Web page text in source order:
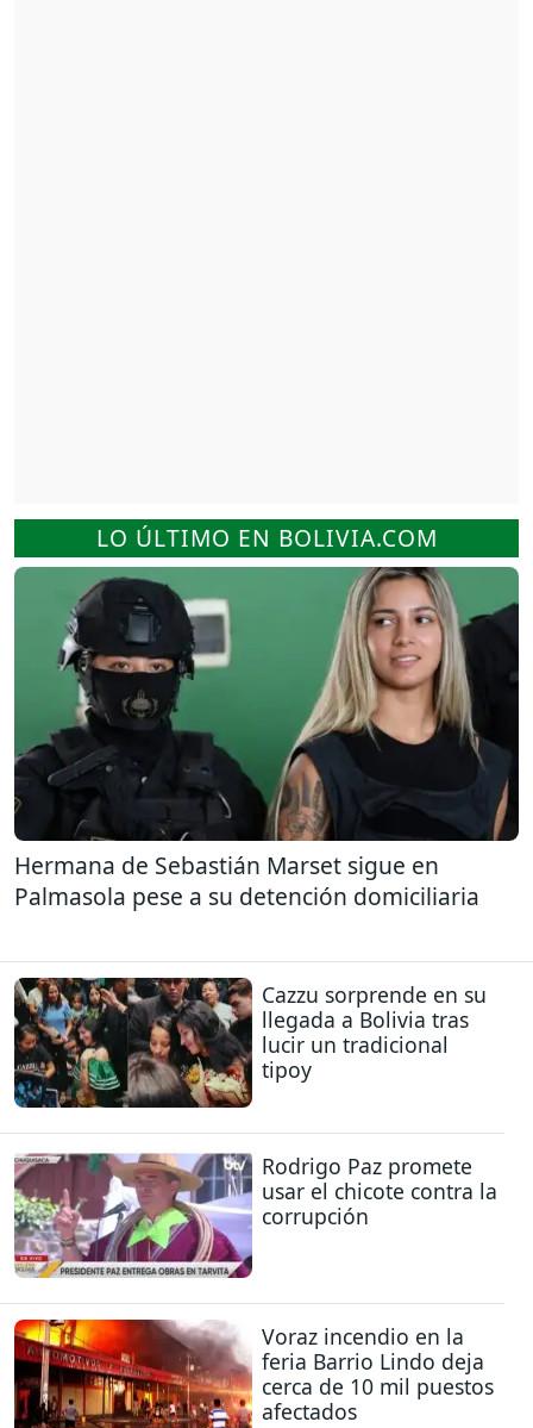
LO ÚLTIMO EN BOLIVIA.COM
Hermana de Sebastián Marset sigue en
Palmasola pese a su detención domiciliaria
Cazzu sorprende en su
llegada a Bolivia tras
lucir un tradicional
tipoy
Rodrigo Paz promete
usar el chicote contra la
corrupción
Voraz incendio en la
feria Barrio Lindo deja
cerca de 10 mil puestos
afectados